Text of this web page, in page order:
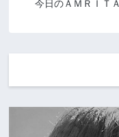
今日のＡＭＲＩＴ